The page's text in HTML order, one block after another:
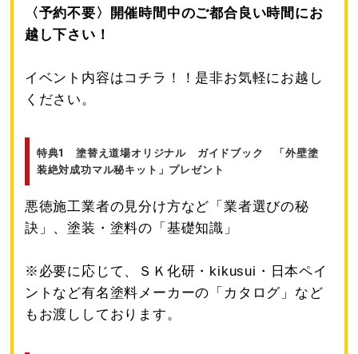
〈予約不要〉開催時間中のご都合良い時間にお
越し下さい！
イベント内容はコチラ！！是非お気軽にお越し
ください。
特典1 塗替え道場オリジナル ガイドブック 「外壁塗
装絶対成功マル秘キット」プレゼント
悪徳施工業者の見分け方など「業者選びの秘
訣」、塗装・塗料の「基礎知識」
※必要に応じて、ＳＫ化研・kikusui・日本ペイ
ントなど有名塗料メーカーの「カタログ」など
もお渡ししております。